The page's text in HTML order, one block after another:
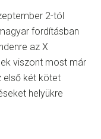
2-tól
fordításban
az X
viszont most már
első két kötet
helyükre